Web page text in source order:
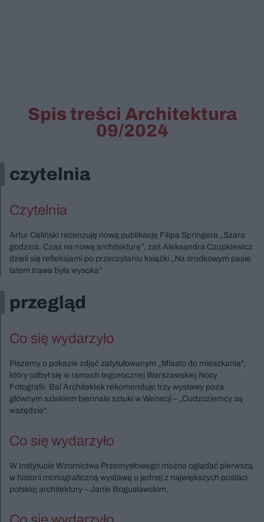
Spis treści Architektura
09/2024
czytelnia
Czytelnia
Artur Celiński recenzuję nową publikację Filipa Springera „Szara
godzina. Czas na nową architekturę”, zaś Aleksandra Czupkiewicz
dzieli się refleksjami po przeczytaniu książki „Na środkowym pasie
latem trawa była wysoka”
przegląd
Co się wydarzyło
Piszemy o pokazie zdjęć zatytułowanym „Miasto do mieszkania",
który odbył się w ramach tegorocznej Warszawskiej Nocy
Fotografii. Bal Architektek rekomenduje trzy wystawy poza
głównym szlakiem biennale sztuki w Wenecji – „Cudzoziemcy są
wszędzie".
Co się wydarzyło
W Instytucie Wzornictwa Przemysłowego można oglądać pierwszą
w historii monograficzną wystawę o jednej z największych postaci
polskiej architektury – Janie Bogusławskim.